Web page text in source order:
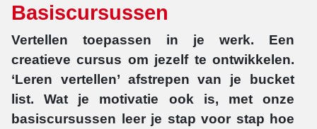
Basiscursussen
Vertellen toepassen in je werk. Een
creatieve cursus om jezelf te ontwikkelen.
‘Leren vertellen’ afstrepen van je bucket
list. Wat je motivatie ook is, met onze
basiscursussen leer je stap voor stap hoe